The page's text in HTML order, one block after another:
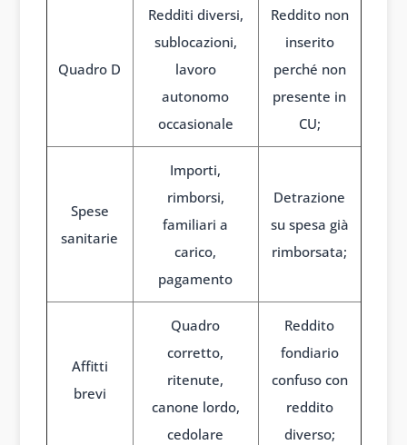
Quadro D
Redditi diversi,
sublocazioni,
lavoro
autonomo
occasionale
Reddito non
inserito
perché non
presente in
CU;
Spese
sanitarie
Importi,
rimborsi,
familiari a
carico,
pagamento
Detrazione
su spesa già
rimborsata;
Affitti
brevi
Quadro
corretto,
ritenute,
canone lordo,
cedolare
Reddito
fondiario
confuso con
reddito
diverso;